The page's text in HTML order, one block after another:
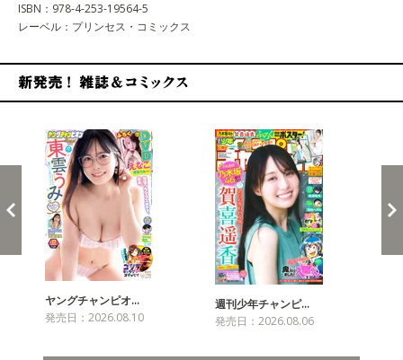
ISBN：978-4-253-19564-5
レーベル：プリンセス・コミックス
ヤングチャンピオ…
発売日：2026.08.10
週刊少年チャンピ…
発売日：2026.08.06